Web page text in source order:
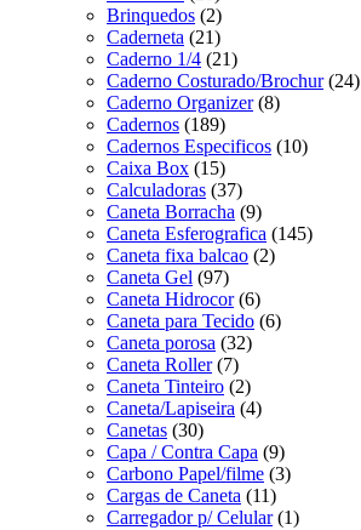
Brinquedos (2)
Caderneta (21)
Caderno 1/4 (21)
Caderno Costurado/Brochur (24)
Caderno Organizer (8)
Cadernos (189)
Cadernos Especificos (10)
Caixa Box (15)
Calculadoras (37)
Caneta Borracha (9)
Caneta Esferografica (145)
Caneta fixa balcao (2)
Caneta Gel (97)
Caneta Hidrocor (6)
Caneta para Tecido (6)
Caneta porosa (32)
Caneta Roller (7)
Caneta Tinteiro (2)
Caneta/Lapiseira (4)
Canetas (30)
Capa / Contra Capa (9)
Carbono Papel/filme (3)
Cargas de Caneta (11)
Carregador p/ Celular (1)